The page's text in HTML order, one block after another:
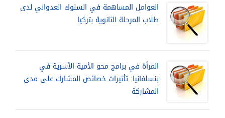
العوامل المساهمة في السلوك العدواني لدى
طلاب المرحلة الثانوية بتركيا
المرأة في برامج محو الأمية الأسرية في
بنسلفانيا: تأثيرات خصائص المشارك على مدى
المشاركة